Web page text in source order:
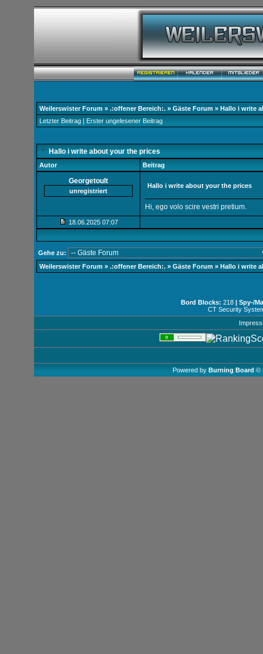
Weilerswister Forum » .:offener Bereich:. » Gäste Forum » Hallo i write
Letzter Beitrag | Erster ungelesener Beitrag
Hallo i write about your the prices
Autor Beitrag
Georgetoult
unregistriert
Hallo i write about your the prices
Hi, ego volo scire vestri pretium.
18.06.2025 07:07
Gehe zu:
Weilerswister Forum » .:offener Bereich:. » Gäste Forum » Hallo i write
Bord Blocks: 218 | Spy-/
CT Security
Powered by Burning Board ©